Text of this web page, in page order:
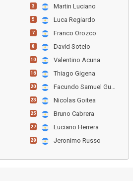
3 Martin Luciano
5 Luca Regiardo
7 Franco Orozco
8 David Sotelo
10 Valentino Acuna
16 Thiago Gigena
20 Facundo Samuel Guch
23 Nicolas Goitea
25 Bruno Cabrera
27 Luciano Herrera
28 Jeronimo Russo